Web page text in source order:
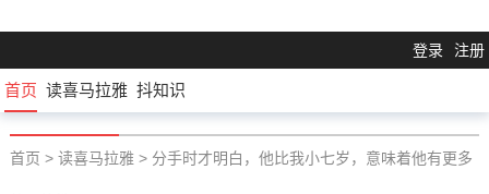
登录 注册
首页 读喜马拉雅 抖知识
首页 > 读喜马拉雅> 分手时才明白，他比我小七岁，意味着他有更多